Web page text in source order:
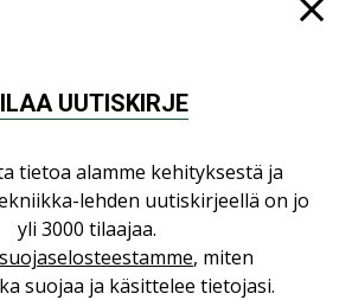
20.01.2026
Granlund Oy
UUTISKIRJE
tietoa alamme kehityksestä ja
lehden uutiskirjeellä on jo
yli 3000 tilaajaa.
, miten
suojaa ja käsittelee tietojasi.